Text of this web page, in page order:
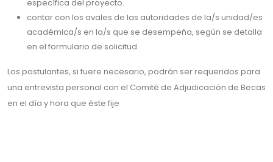
específica del proyecto.
contar con los avales de las autoridades de la/s unidad/es
académica/s en la/s que se desempeña, según se detalla
en el formulario de solicitud.
Los postulantes, si fuere necesario, podrán ser requeridos para
una entrevista personal con el Comité de Adjudicación de Becas
en el día y hora que éste fije